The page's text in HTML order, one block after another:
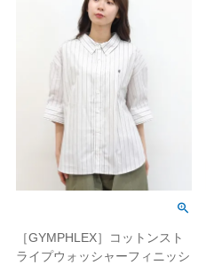
［GYMPHLEX］コットンスト
ライプウォッシャーフィニッシ